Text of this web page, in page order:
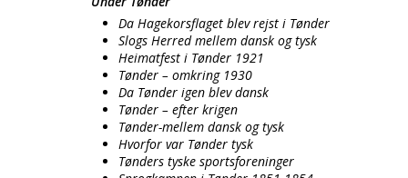
Da Hagekorsflaget blev rejst i Tønder
Slogs Herred mellem dansk og tysk
Heimatfest i Tønder 1921
Tønder – omkring 1930
Da Tønder igen blev dansk
Tønder – efter krigen
Tønder-mellem dansk og tysk
Hvorfor var Tønder tysk
Tønders tyske sportsforeninger